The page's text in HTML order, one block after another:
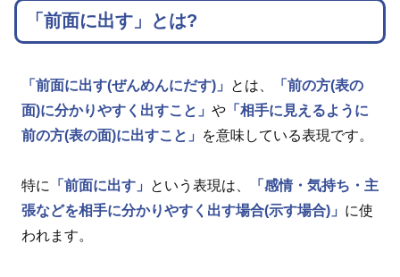
「前面に出す」とは?
「前面に出す(ぜんめんにだす)」 とは、
「前の方(表の
面)に分かりやすく出すこと」 や 「相手に見えるように
前の方(表の面)に出すこと」
を意味している表現です。
特に 「前面に出す」 という表現は、
「感情・気持ち・主
張などを相手に分かりやすく出す場合(示す場合)」 に使
われます。